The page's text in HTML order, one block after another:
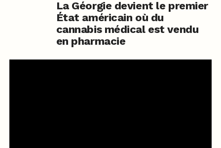
La Géorgie devient le premier
État américain où du
cannabis médical est vendu
en pharmacie